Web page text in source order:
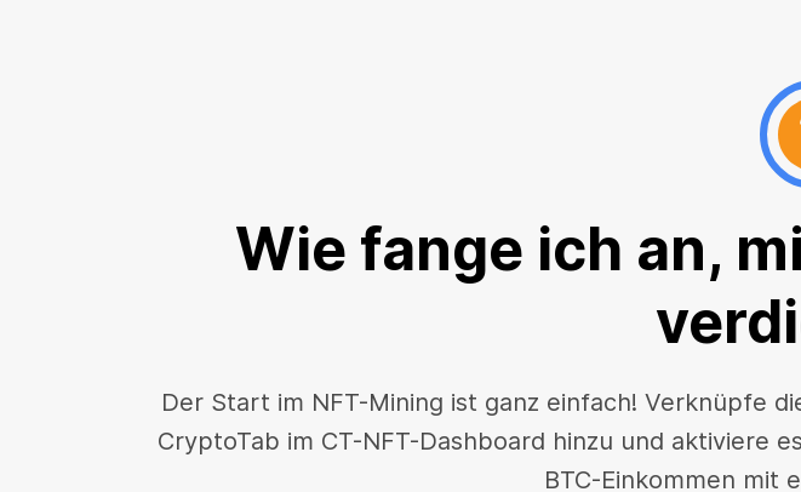
Wie fange ich an,
Der Start im NFT-Mining ist ganz einfach! Verknüpfe
CryptoTab im CT-NFT-Dashboard hinzu und aktiviere
BTC-Einkommen mit